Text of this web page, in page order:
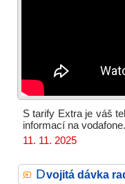
S tarify Extra je váš
informací na
11. 11. 2025
Dvojitá dávka